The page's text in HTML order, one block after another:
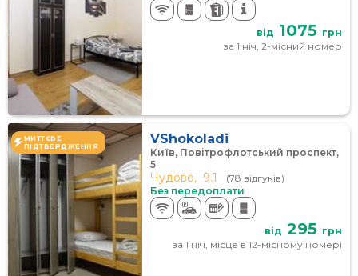
від 1075 грн
за 1 ніч, 2-місний номер
МИТТЄВЕ
ПІДТВЕРДЖЕННЯ
VShokoladi
Київ, Повітрофлотський проспект,
5
Чудово, 9.1
(78 відгуків)
Без передоплати
від 295 грн
за 1 ніч, місце в 12-місному номері